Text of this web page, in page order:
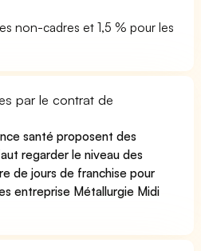
non-cadres et 1,5 % pour les
par le contrat de
santé proposent des
regarder le niveau des
de jours de franchise pour
entreprise Métallurgie Midi